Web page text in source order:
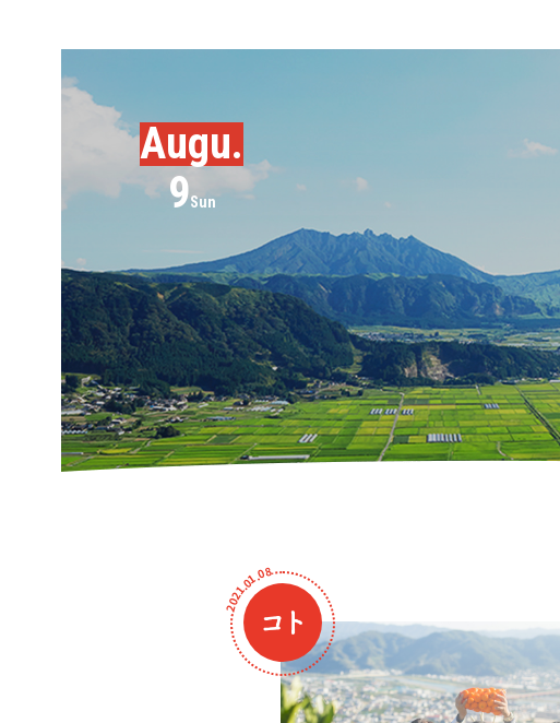
Augu.
9Sun
2
0
2
1
.0
1
.08